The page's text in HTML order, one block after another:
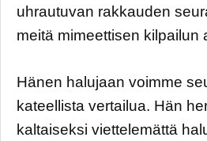
uhrautuvan rakkauden
meitä mimeettisen kilpailun
Hänen halujaan voimme
kateellista vertailua. Hän
kaltaiseksi viettelemättä